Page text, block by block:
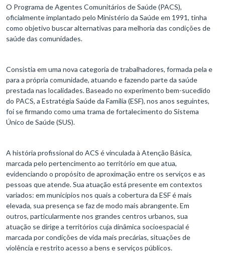
O Programa de Agentes Comunitários de Saúde (PACS),
oficialmente implantado pelo Ministério da Saúde em 1991, tinha
como objetivo buscar alternativas para melhoria das condições de
saúde das comunidades.
Consistia em uma nova categoria de trabalhadores, formada pela e
para a própria comunidade, atuando e fazendo parte da saúde
prestada nas localidades. Baseado no experimento bem-sucedido
do PACS, a Estratégia Saúde da Família (ESF), nos anos seguintes,
foi se firmando como uma trama de fortalecimento do Sistema
Único de Saúde (SUS).
A história profissional do ACS é vinculada à Atenção Básica,
marcada pelo pertencimento ao território em que atua,
evidenciando o propósito de aproximação entre os serviços e as
pessoas que atende. Sua atuação está presente em contextos
variados: em municípios nos quais a cobertura da ESF é mais
elevada, sua presença se faz de modo mais abrangente. Em
outros, particularmente nos grandes centros urbanos, sua
atuação se dirige a territórios cuja dinâmica socioespacial é
marcada por condições de vida mais precárias, situações de
violência e restrito acesso a bens e serviços públicos.